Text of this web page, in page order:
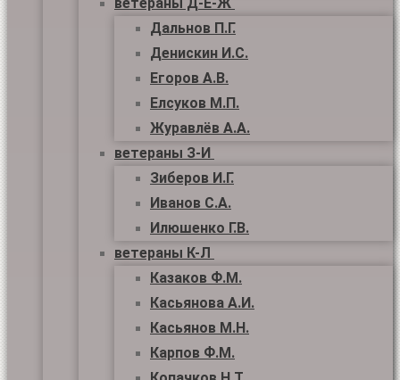
Дальнов П.Г.
Денискин И.С.
Егоров А.В.
Елсуков М.П.
Журавлёв А.А.
ветераны З-И
Зиберов И.Г.
Иванов С.А.
Илюшенко Г.В.
ветераны К-Л
Казаков Ф.М.
Касьянова А.И.
Касьянов М.Н.
Карпов Ф.М.